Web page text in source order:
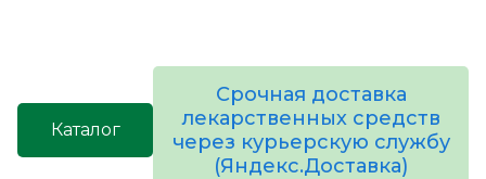
Каталог
Срочная доставка
лекарственных средств
через курьерскую службу
(Яндекс.Доставка)